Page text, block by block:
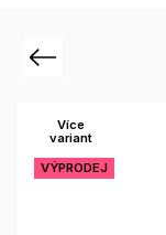
Previous
Více
variant
VÝPRODEJ